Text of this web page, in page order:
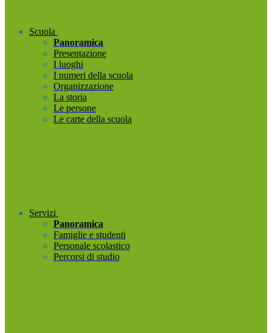
Scuola
Panoramica
Presentazione
I luoghi
I numeri della scuola
Organizzazione
La storia
Le persone
Le carte della scuola
Servizi
Panoramica
Famiglie e studenti
Personale scolastico
Percorsi di studio